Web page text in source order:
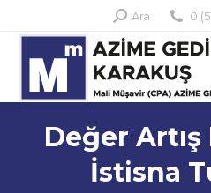
Search:
Ara 0
Değer Artış
İstisna